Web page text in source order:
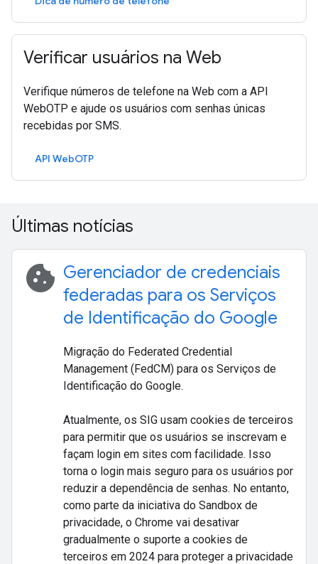
Verificar usuários na Web
Verifique números de telefone na Web com a API
WebOTP e ajude os usuários com senhas únicas
recebidas por SMS.
API WebOTP
Últimas notícias
cookie Gerenciador de credenciais
federadas para os Serviços
de Identificação do Google
Migração do Federated Credential
Management (FedCM) para os Serviços de
Identificação do Google.
Atualmente, os SIG usam cookies de terceiros
para permitir que os usuários se inscrevam e
façam login em sites com facilidade. Isso
torna o login mais seguro para os usuários por
reduzir a dependência de senhas. No entanto,
como parte da iniciativa do Sandbox de
privacidade, o Chrome vai desativar
gradualmente o suporte a cookies de
terceiros em 2024 para proteger a privacidade